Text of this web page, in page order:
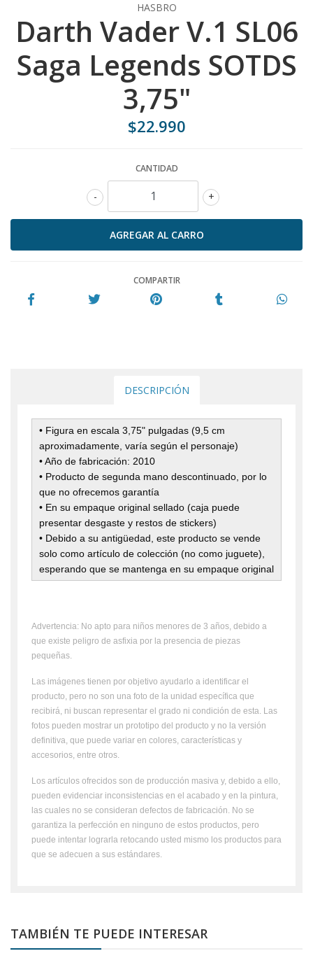
HASBRO
Darth Vader V.1 SL06
Saga Legends SOTDS
3,75"
$22.990
CANTIDAD
+
-
COMPARTIR
DESCRIPCIÓN
• Figura en escala 3,75" pulgadas (9,5 cm
aproximadamente, varía según el personaje)
• Año de fabricación: 2010
• Producto de segunda mano descontinuado, por lo
que no ofrecemos garantía
• En su empaque original sellado (caja puede
presentar desgaste y restos de stickers)
• Debido a su antigüedad, este producto se vende
solo como artículo de colección (no como juguete),
esperando que se mantenga en su empaque original
Advertencia: No apto para niños menores de 3 años, debido a
que existe peligro de asfixia por la presencia de piezas
pequeñas.
Las imágenes tienen por objetivo ayudarlo a identificar el
producto, pero no son una foto de la unidad específica que
recibirá, ni buscan representar el grado ni condición de esta. Las
fotos pueden mostrar un prototipo del producto y no la versión
definitiva, que puede variar en colores, características y
accesorios, entre otros.
Los artículos ofrecidos son de producción masiva y, debido a ello,
pueden evidenciar inconsistencias en el acabado y en la pintura,
las cuales no se consideran defectos de fabricación. No se
garantiza la perfección en ninguno de estos productos, pero
puede intentar lograrla retocando usted mismo los productos para
que se adecuen a sus estándares.
TAMBIÉN TE PUEDE INTERESAR